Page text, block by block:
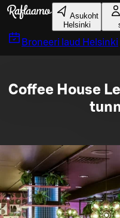
Liigu peamise sisu juurde
Asukoht
Helsinki
Broneeri laud Helsinki
Coffee House